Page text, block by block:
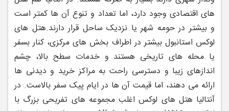
‌های اقتصادی وجود دارد، اما تعداد و تنوع آن‌ ها کمتر است
و بیشتر در حومه شهر یا نزدیک ساحل قرار دارند.هتل ‌های
لوکس استانبول بیشتر در اطراف بخش ‌های مرکزی، کنار بسفر
یا محله‌ های تاریخی هستند و خدمات سطح بالا، چشم‌
اندازهای زیبا و دسترسی راحت به مراکز خرید و دیدنی ‌ها
ارائه می ‌دهند، اما قیمت آن ‌ها در ایام پیک سفر بالاست. در
آنتالیا هتل‌ های لوکس اغلب مجموعه ‌های تفریحی بزرگ با